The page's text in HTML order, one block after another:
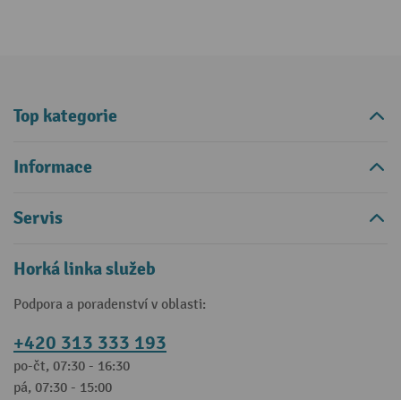
Top kategorie
Informace
Servis
Horká linka služeb
Podpora a poradenství v oblasti:
+420 313 333 193
po-čt, 07:30 - 16:30
pá, 07:30 - 15:00